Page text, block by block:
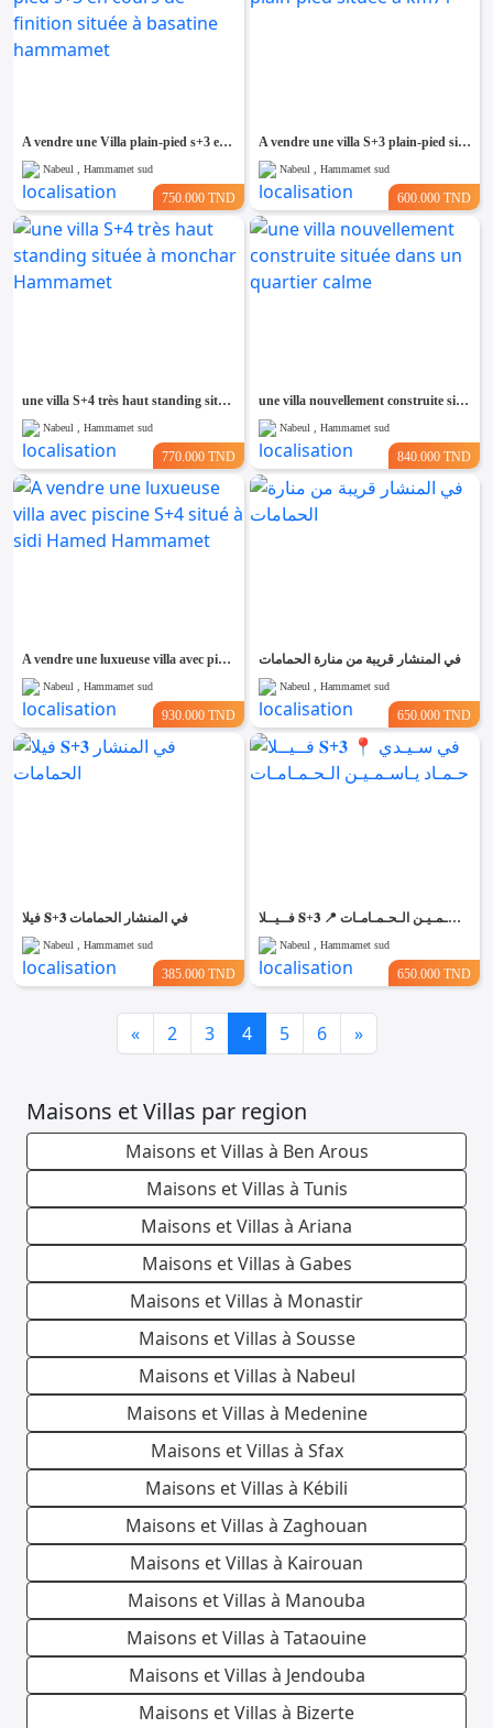
A vendre une Villa plain-pied s+3 en cours de finition située à basatine hammamet
Nabeul , Hammamet sud
750.000 TND
A vendre une villa S+3 plain-pied située à km71
Nabeul , Hammamet sud
600.000 TND
une villa S+4 très haut standing située à monchar Hammamet
Nabeul , Hammamet sud
770.000 TND
une villa nouvellement construite située dans un quartier calme
Nabeul , Hammamet sud
840.000 TND
A vendre une luxueuse villa avec piscine S+4 situé à sidi Hamed Hammamet
Nabeul , Hammamet sud
930.000 TND
في المنشار قريبة من منارة الحمامات
Nabeul , Hammamet sud
650.000 TND
فيلا 𝐒+𝟑 في المنشار الحمامات
Nabeul , Hammamet sud
385.000 TND
فــيــلا 𝐒+𝟑 📍 في سـيـدي حـمـاد يـاسـمـيـن الـحـمـامـات
Nabeul , Hammamet sud
650.000 TND
«Previous
2 3 4 5 6 »Next
Maisons et Villas par region
Maisons et Villas à Ben Arous
Maisons et Villas à Tunis
Maisons et Villas à Ariana
Maisons et Villas à Gabes
Maisons et Villas à Monastir
Maisons et Villas à Sousse
Maisons et Villas à Nabeul
Maisons et Villas à Medenine
Maisons et Villas à Sfax
Maisons et Villas à Kébili
Maisons et Villas à Zaghouan
Maisons et Villas à Kairouan
Maisons et Villas à Manouba
Maisons et Villas à Tataouine
Maisons et Villas à Jendouba
Maisons et Villas à Bizerte